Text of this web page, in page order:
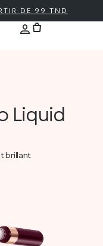
DE 99 TND
Liquid
brillant